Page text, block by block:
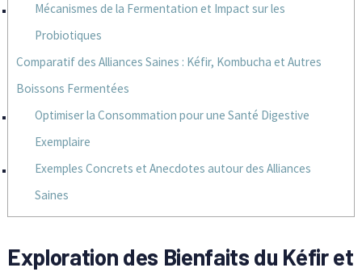
Mécanismes de la Fermentation et Impact sur les
Probiotiques
Comparatif des Alliances Saines : Kéfir, Kombucha et Autres
Boissons Fermentées
Optimiser la Consommation pour une Santé Digestive
Exemplaire
Exemples Concrets et Anecdotes autour des Alliances
Saines
Exploration des Bienfaits du Kéfir et